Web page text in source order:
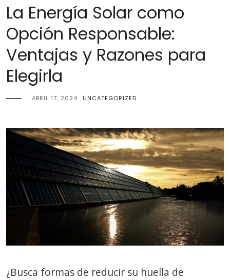
La Energía Solar como
Opción Responsable:
Ventajas y Razones para
Elegirla
ABRIL 17, 2024 UNCATEGORIZED
¿Busca formas de reducir su huella de